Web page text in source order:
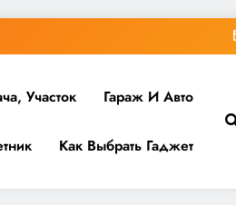
Участок Гараж И Авто
Как Выбрать Гаджет